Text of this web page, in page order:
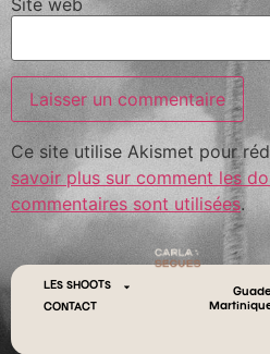
Ce site utilise Akismet pour
savoir plus sur comment les
commentaires sont utilisées.
LES SHOOTS
CONTACT